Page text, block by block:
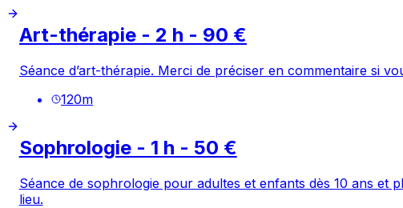
Art-thérapie - 2 h - 90 €
Séance d’art-thérapie. Merci de préciser en commentaire si
120m
Sophrologie - 1 h - 50 €
Séance de sophrologie pour adultes et enfants dès 10 ans et
lieu.